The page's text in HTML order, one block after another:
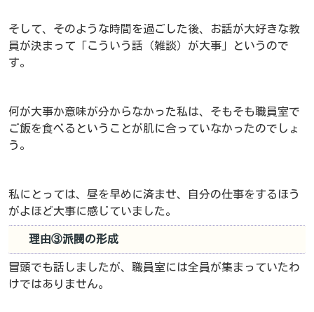
そして、そのような時間を過ごした後、お話が大好きな教
員が決まって「こういう話（雑談）が大事」というので
す。
何が大事か意味が分からなかった私は、そもそも職員室で
ご飯を食べるということが肌に合っていなかったのでしょ
う。
私にとっては、昼を早めに済ませ、自分の仕事をするほう
がよほど大事に感じていました。
理由③派閥の形成
冒頭でも話しましたが、職員室には全員が集まっていたわ
けではありません。